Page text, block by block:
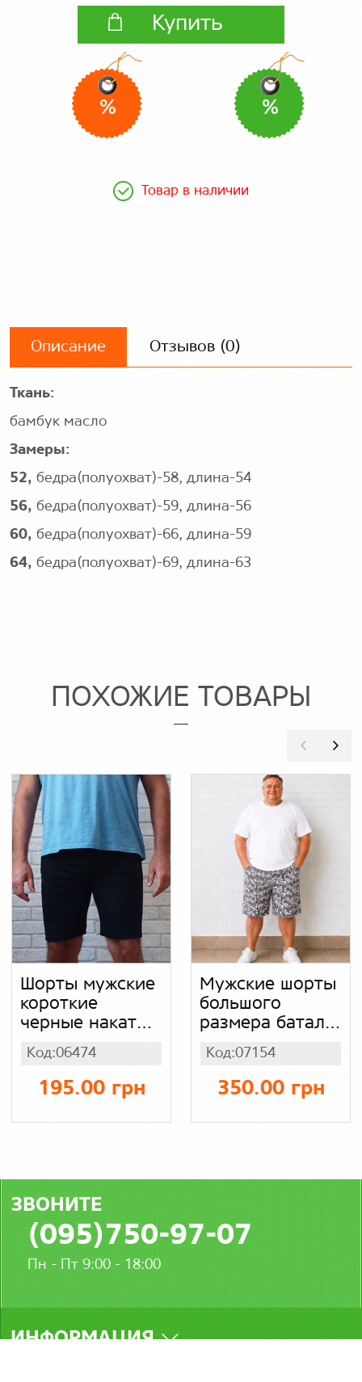
Купить
% %
Товар в наличии
Описание Отзывов (0)
Ткань:
бамбук масло
Замеры:
52, бедра(полуохват)-58, длина-54
56, бедра(полуохват)-59, длина-56
60, бедра(полуохват)-66, длина-59
64, бедра(полуохват)-69, длина-63
ПОХОЖИЕ ТОВАРЫ
Шорты мужские
короткие
черные накат
спорт пояс на
резинке,
двунитка
Код:06474
195.00 грн
Мужские шорты
большого
размера батал,
легкие шорты с
карманами для
мужчин,
двунитка серые
Код:07154
350.00 грн
ЗВОНИТЕ
(095)750-97-07
Пн - Пт 9:00 - 18:00
ИНФОРМАЦИЯ